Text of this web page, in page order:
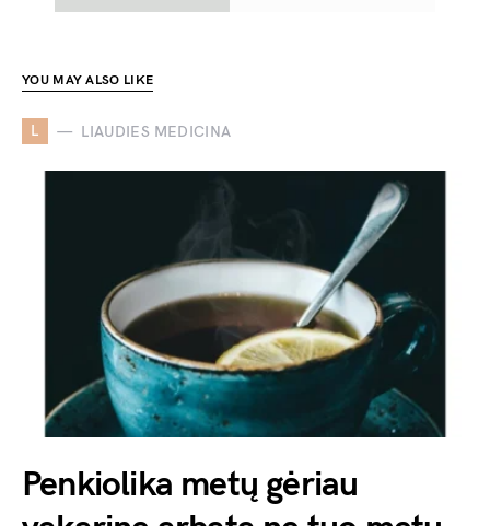
YOU MAY ALSO LIKE
L LIAUDIES MEDICINA
Penkiolika metų gėriau